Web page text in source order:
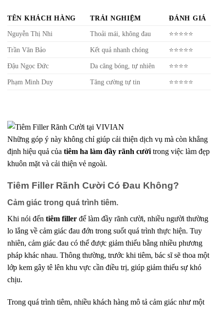
TÊN KHÁCH HÀNG TRẢI NGHIỆM
ĐÁNH GIÁ
Nguyễn Thị Nhi
Thoải mái, không đau ⭐⭐⭐⭐⭐
Trần Văn Bảo Kết quả nhanh chóng ⭐⭐⭐⭐⭐
Đậu Ngọc Đức Da căng bóng, tự nhiên ⭐⭐⭐⭐
Phạm Minh Duy Tăng cường tự tin ⭐⭐⭐⭐⭐
Những góp ý này không chỉ giúp cải thiện dịch vụ mà còn khẳng
định hiệu quả của tiêm ha làm đầy rãnh cườitrong việc làm đẹp
khuôn mặt và cải thiện vẻ ngoài.
Tiêm Filler Rãnh Cười Có Đau Không?
Cảm giác trong quá trình tiêm.
Khi nói đến tiêm filler để làm đầy rãnh cười, nhiều người thường
lo lắng về cảm giác đau đớn trong suốt quá trình thực hiện. Tuy
nhiên, cảm giác đau có thể được giảm thiểu bằng nhiều phương
pháp khác nhau. Thông thường, trước khi tiêm, bác sĩ sẽ thoa một
lớp kem gây tê lên khu vực cần điều trị, giúp giảm thiểu sự khó
chịu.
Trong quá trình tiêm, nhiều khách hàng mô tả cảm giác như một